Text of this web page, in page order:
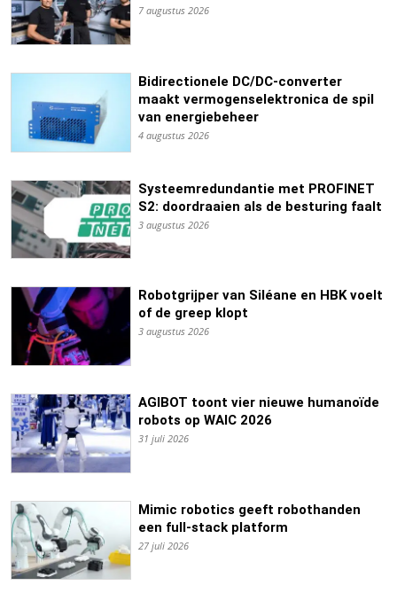
7 augustus 2026
Bidirectionele DC/DC-converter
maakt vermogenselektronica de spil
van energiebeheer
4 augustus 2026
Systeemredundantie met PROFINET
S2: doordraaien als de besturing faalt
3 augustus 2026
Robotgrijper van Siléane en HBK voelt
of de greep klopt
3 augustus 2026
AGIBOT toont vier nieuwe humanoïde
robots op WAIC 2026
31 juli 2026
Mimic robotics geeft robothanden
een full-stack platform
27 juli 2026